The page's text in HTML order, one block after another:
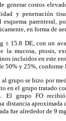
generar costos
y penetración
parenteral,
en forma de
15.8 DE, con un
la mucosa, ptosis,
incluidos en este
50% y 25%, conforme
grupo se hizo por
en el grupo tratado
El grupo FO
distancia
fue alrededor de 9